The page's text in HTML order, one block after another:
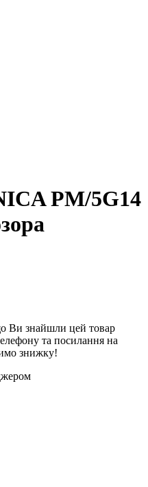
PM/5G14
Ви знайшли цей товар
та посилання на
знижку!